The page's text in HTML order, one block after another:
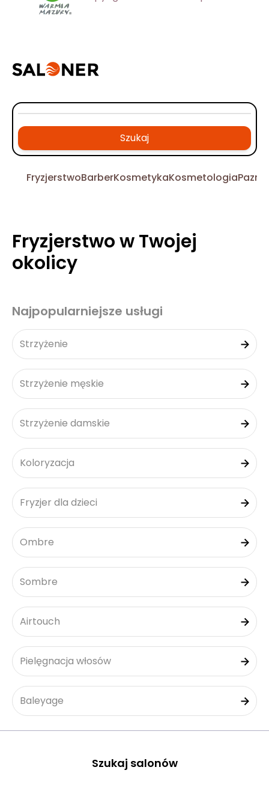
Szukaj
FryzjerstwoBarberKosmetykaKosmetologia
Fryzjerstwo w Twojej
okolicy
Najpopularniejsze usługi
Strzyżenie
Strzyżenie męskie
Strzyżenie damskie
Koloryzacja
Fryzjer dla dzieci
Ombre
Sombre
Airtouch
Pielęgnacja włosów
Baleyage
Szukaj salonów